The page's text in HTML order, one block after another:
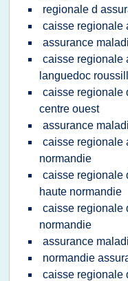
regionale d
caisse regionale
assurance
caisse regionale
languedoc
caisse regionale
centre ouest
assurance
caisse regionale
normandie
caisse regionale
haute normandie
caisse regionale
normandie
assurance
normandie
caisse regionale